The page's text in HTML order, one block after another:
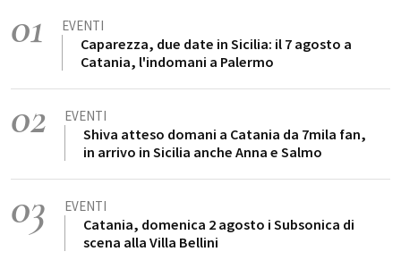
01 EVENTI
Caparezza, due date in Sicilia: il 7 agosto a
Catania, l'indomani a Palermo
02 EVENTI
Shiva atteso domani a Catania da 7mila fan,
in arrivo in Sicilia anche Anna e Salmo
03 EVENTI
Catania, domenica 2 agosto i Subsonica di
scena alla Villa Bellini